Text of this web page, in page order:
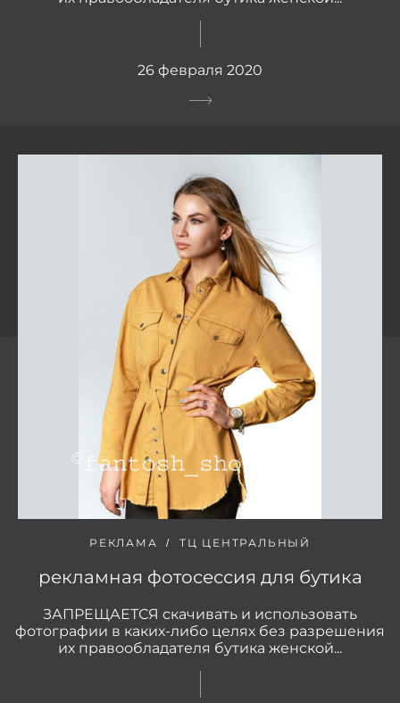
26 февраля 2020
РЕКЛАМА ТЦ ЦЕНТРАЛЬНЫЙ
рекламная фотосессия для бутика
ЗАПРЕЩАЕТСЯ скачивать и использовать
фотографии в каких-либо целях без разрешения
их правообладателя бутика женской...